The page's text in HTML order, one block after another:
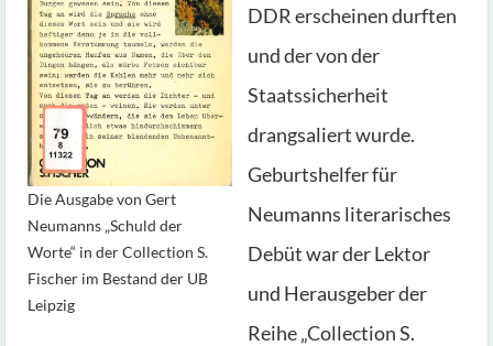
Die Ausgabe von Gert
Neumanns „Schuld der
Worte“ in der Collection S.
Fischer im Bestand der UB
Leipzig
DDR erscheinen durften
und der von der
Staatssicherheit
drangsaliert wurde.
Geburtshelfer für
Neumanns literarisches
Debüt war der Lektor
und Herausgeber der
Reihe „Collection S.